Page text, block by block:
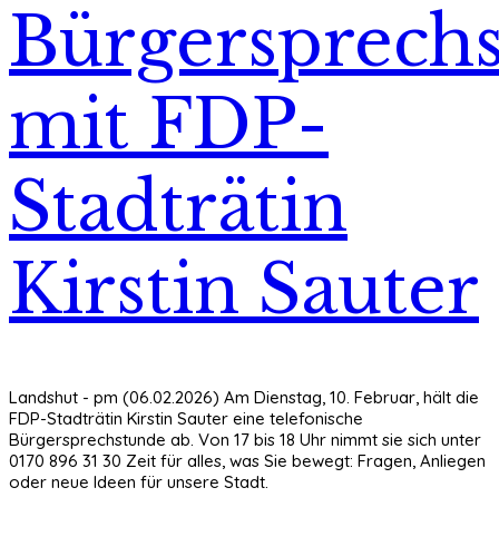
mit FDP-
Stadträtin
Kirstin Sauter
Landshut - pm (06.02.2026) Am Dienstag, 10. Februar, hält die
FDP-Stadträtin Kirstin Sauter eine telefonische
Bürgersprechstunde ab. Von 17 bis 18 Uhr nimmt sie sich unter
0170 896 31 30 Zeit für alles, was Sie bewegt: Fragen, Anliegen
oder neue Ideen für unsere Stadt.